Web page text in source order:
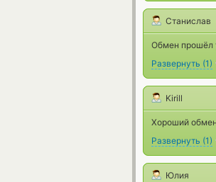
Станислав
Обмен прошёл
Развернуть (1)
Kirill
Хороший
Развернуть (1)
Юлия